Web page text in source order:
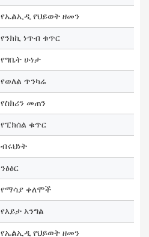
የኤልኢዲ የህይወት ዘመን
የንክኪ ነጥብ ቁጥር
የግቤት ሁነታ
የወለል ጥንካሬ
የስክሪን መጠን
የፒክሰል ቁጥር
ብሩህነት
ንፅፅር
የማሳያ ቀለሞች
የእይታ አንግል
የኤልኢዲ የህይወት ዘመን